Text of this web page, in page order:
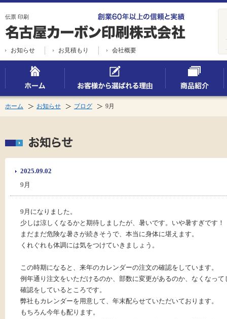
伝票 印刷
お知らせ お見積もり 会社概要
ホーム お知らせ ブログ 9月
2025.09.02
9月
9月になりました。
少しは涼しくなるかと期待しましたが、暑いです。いや暑すぎです！
まだまだ危険な暑さが続きそうで、本当に身体に堪えます。
くれぐれも体調には気をつけていきましょう。
この時期になると、来年のカレンダーの注文の確認をしています。
例年通り注文をいただけるのか、部数に変更があるのか、なくなって
確認をしているところです。
弊社もカレンダーを用意して、年末配らせていただいております。
もちろん今年も配ります。